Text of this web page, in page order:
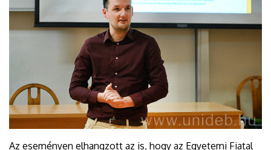
Az eseményen elhangzott az is, hogy az Egyetemi Fiatal